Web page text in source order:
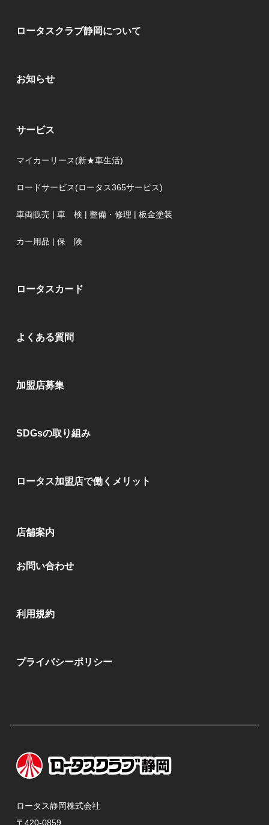
ロータスクラブ静岡について
お知らせ
サービス
マイカーリース(新★車生活)
ロードサービス(ロータス365サービス)
車両販売 |車 検 |整備・修理 |板金塗装
カー用品 |保 険
ロータスカード
よくある質問
加盟店募集
SDGsの取り組み
ロータス加盟店で働くメリット
店舗案内
お問い合わせ
利用規約
プライバシーポリシー
ロータス静岡株式会社
〒420-0859